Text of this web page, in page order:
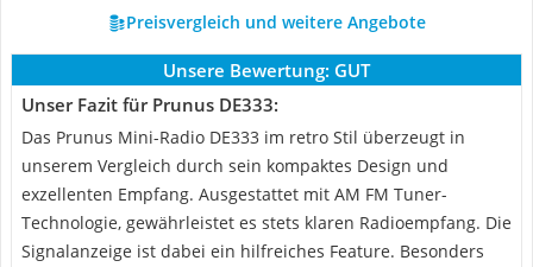
Preisvergleich und weitere Angebote
Unsere Bewertung: GUT
Unser Fazit für Prunus DE333:
Das Prunus Mini-Radio DE333 im retro Stil überzeugt in
unserem Vergleich durch sein kompaktes Design und
exzellenten Empfang. Ausgestattet mit AM FM Tuner-
Technologie, gewährleistet es stets klaren Radioempfang. Die
Signalanzeige ist dabei ein hilfreiches Feature. Besonders